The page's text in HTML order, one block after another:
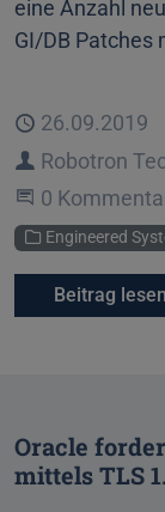
eine Anzahl
GI/DB Patches
Veröffentlicht
26.09.2019
Autor
Robotron
Beginne
0
Kategorien
Engineered
Beitrag lesen
Oracle
mittels TLS